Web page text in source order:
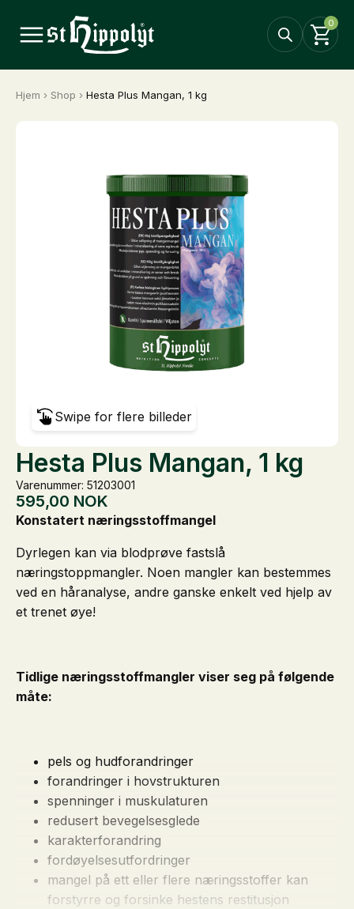
0
Hjem › Shop › Hesta Plus Mangan, 1 kg
Swipe for flere billeder
Hesta Plus Mangan, 1 kg
Varenummer: 51203001
595,00 NOK
Konstatert næringsstoffmangel
Dyrlegen kan via blodprøve fastslå
næringstoppmangler. Noen mangler kan bestemmes
ved en håranalyse, andre ganske enkelt ved hjelp av
et trenet øye!
Tidlige næringsstoffmangler viser seg på følgende
måte:
pels og hudforandringer
forandringer i hovstrukturen
spenninger i muskulaturen
redusert bevegelsesglede
karakterforandring
fordøyelsesutfordringer
mangel på ett eller flere næringsstoffer kan
forstyrre og forsinke hestens restitusjon